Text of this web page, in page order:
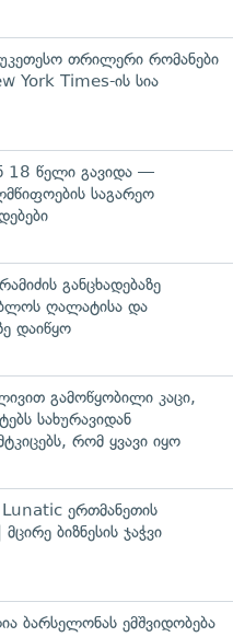
თრილერი რომანები
York Times-ის სია
18 წელი გავიდა —
საგარეო
განცხადებაზე
ღალატისა და
დაიწყო
გამოწყობილი კაცი,
სახურავიდან
რომ ყვავი იყო
ერთმანეთის
ბიზნესის ჯაჭვი
ბარსელონას ემშვიდობება